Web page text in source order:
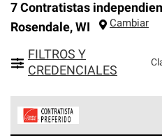
7 Contratistas
Rosendale, WI Cambiar
FILTROS Y
CREDENCIALES